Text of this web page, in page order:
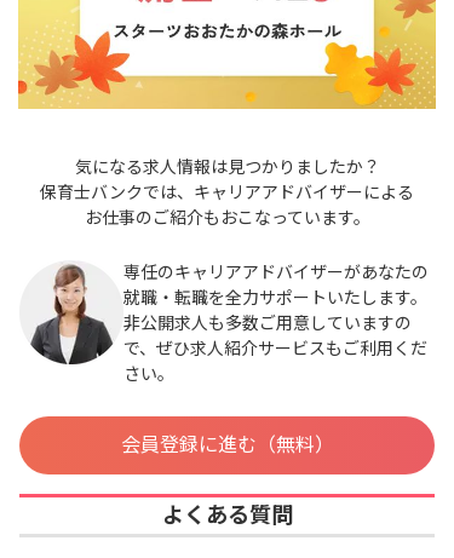
気になる求人情報は見つかりましたか？
保育士バンクでは、キャリアアドバイザーによる
お仕事のご紹介もおこなっています。
専任のキャリアアドバイザーがあなたの
就職・転職を全力サポートいたします。
非公開求人も多数ご用意していますの
で、ぜひ求人紹介サービスもご利用くだ
さい。
会員登録に進む（無料）
よくある質問